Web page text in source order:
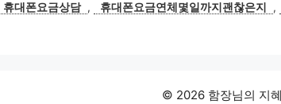
휴대폰요금상담 , 휴대폰요금연체몇일까지괜찮은지 ,
© 2026 함장님의 지